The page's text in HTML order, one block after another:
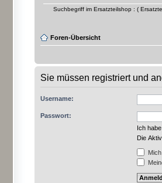
Suchbegriff im Ersatzteilshop : (
Foren-Übersicht
Sie müssen registriert und
Username:
Passwort:
Ich
Die